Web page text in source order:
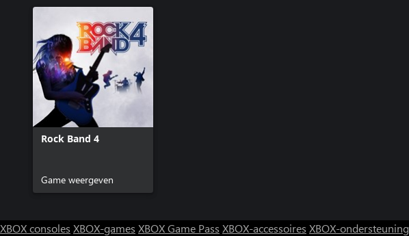
Rock Band 4
Game weergeven
XBOX consoles XBOX-games XBOX Game Pass XBOX-accessoires XBOX-ondersteuning